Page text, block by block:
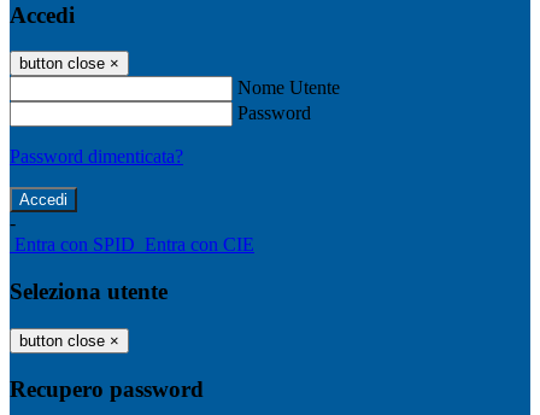
Accedi
button close ×
Nome Utente
Password
Password dimenticata?
-
Entra con SPID Entra con CIE
Seleziona utente
button close ×
Recupero password